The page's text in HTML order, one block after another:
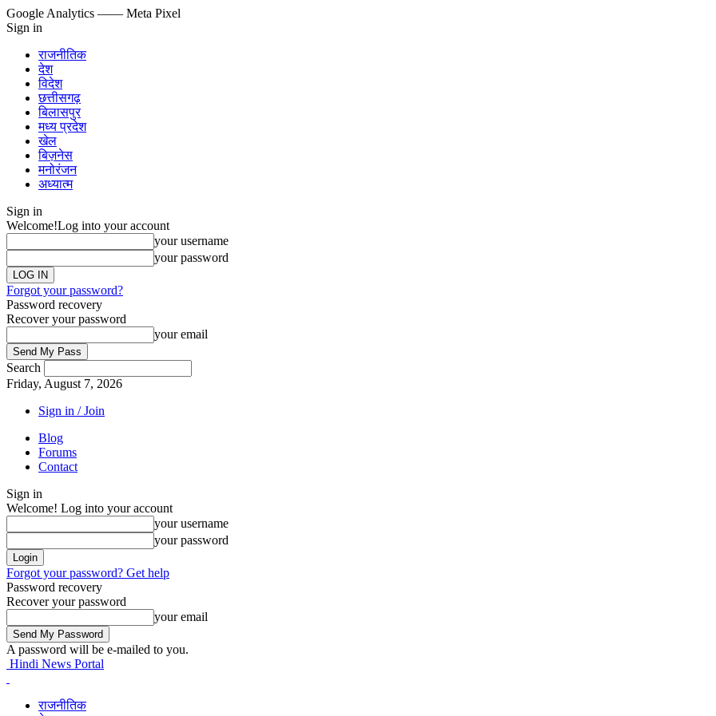
Google Analytics —— Meta Pixel
Sign in
राजनीतिक
देश
विदेश
छत्तीसगढ़
बिलासपुर
मध्य प्रदेश
खेल
बिज़नेस
मनोरंजन
अध्यात्म
Sign in
Welcome!Log into your account
your username
your password
Forgot your password?
Password recovery
Recover your password
your email
Search
Friday, August 7, 2026
Sign in / Join
Blog
Forums
Contact
Sign in
Welcome! Log into your account
your username
your password
Forgot your password? Get help
Password recovery
Recover your password
your email
A password will be e-mailed to you.
Hindi News Portal
राजनीतिक